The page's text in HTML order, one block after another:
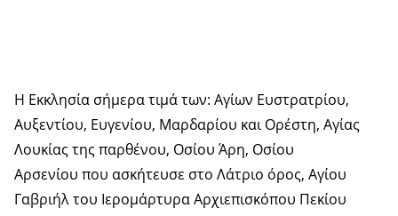
Η Εκκλησία σήμερα τιμά των: Αγίων Ευστρατρίου,
Αυξεντίου, Ευγενίου, Μαρδαρίου και Ορέστη, Αγίας
Λουκίας της παρθένου, Οσίου Άρη, Οσίου
Αρσενίου που ασκήτευσε στο Λάτριο όρος, Αγίου
Γαβριήλ του Ιερομάρτυρα Αρχιεπισκόπου Πεκίου